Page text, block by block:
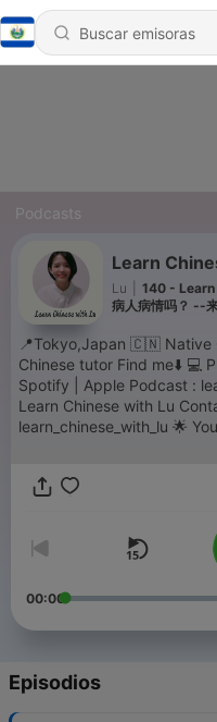
Podcasts
Learn
Lu
140 - Learn
病人病情吗？ --
📍Tokyo,Japan 🇨🇳 Native
Chinese tutor Find me⬇️ 💻
Spotify | Apple Podcast :
Learn Chinese with Lu
learn_chinese_with_lu 🌟
move to YouTube for the
00:00
Episodios